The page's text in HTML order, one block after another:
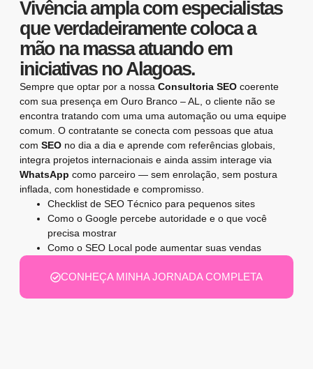
Vivência ampla com especialistas
que verdadeiramente coloca a
mão na massa atuando em
iniciativas no Alagoas.
Sempre que optar por a nossa Consultoria SEO coerente
com sua presença em Ouro Branco – AL, o cliente não se
encontra tratando com uma uma automação ou uma equipe
comum. O contratante se conecta com pessoas que atua
com SEO no dia a dia e aprende com referências globais,
integra projetos internacionais e ainda assim interage via
WhatsApp como parceiro — sem enrolação, sem postura
inflada, com honestidade e compromisso.
Checklist de SEO Técnico para pequenos sites
Como o Google percebe autoridade e o que você
precisa mostrar
Como o SEO Local pode aumentar suas vendas
CONHEÇA MINHA JORNADA COMPLETA